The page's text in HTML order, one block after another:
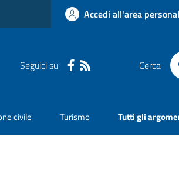
Accedi all'area
Seguici su Cerca
civile Turismo Tutti gli